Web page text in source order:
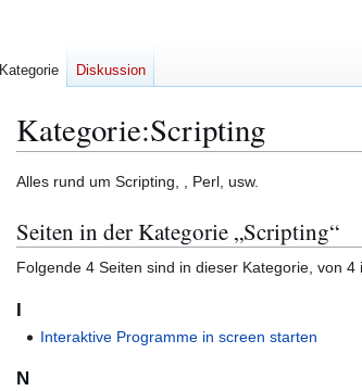
Kategorie:Scripting
Zur
springen
Zur
springen
Alles rund um Scripting, , Perl, usw.
Seiten in der Kategorie „Scripting“
Folgende 4 Seiten sind in dieser Kategorie, von 4
I
Interaktive Programme in screen starten
N
Kategorie Diskussion